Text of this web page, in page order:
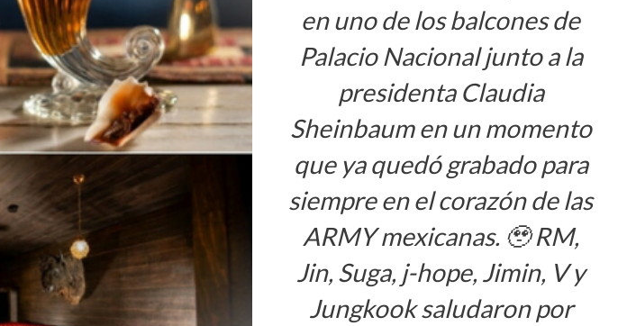
en uno de los balcones de
Palacio Nacional junto a la
presidenta Claudia
Sheinbaum en un momento
que ya quedó grabado para
siempre en el corazón de las
ARMY mexicanas. 🥹 RM,
Jin, Suga, j-hope, Jimin, V y
Jungkook saludaron por